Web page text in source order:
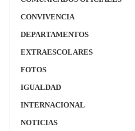
CONVIVENCIA
DEPARTAMENTOS
EXTRAESCOLARES
FOTOS
IGUALDAD
INTERNACIONAL
NOTICIAS